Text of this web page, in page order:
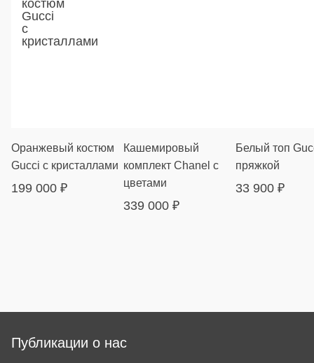
Оранжевый костюм
Gucci с кристаллами
199 000 ₽
Кашемировый
комплект Chanel с
цветами
339 000 ₽
Белый топ
пряжкой
33 900 ₽
Публикации о нас